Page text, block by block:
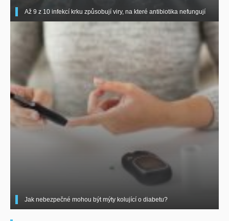
Až 9 z 10 infekcí krku způsobují viry, na které antibiotika nefungují
Jak nebezpečné mohou být mýty kolující o diabetu?